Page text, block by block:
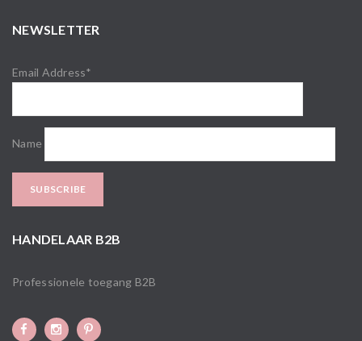
NEWSLETTER
Email Address*
Name
HANDELAAR B2B
Professionele toegang B2B